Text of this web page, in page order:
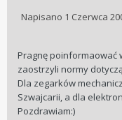
Napisano 1 Czerwca
Pragnę poinformaować
zaostrzyli normy
Dla zegarków
Szwajcarii, a dla
Pozdrawiam:)